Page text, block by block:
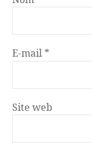
E-mail *
Site web